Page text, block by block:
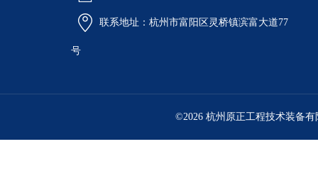
联系地址：杭州市富阳区灵桥镇滨富大道77
号
©2026 杭州原正工程技术装备